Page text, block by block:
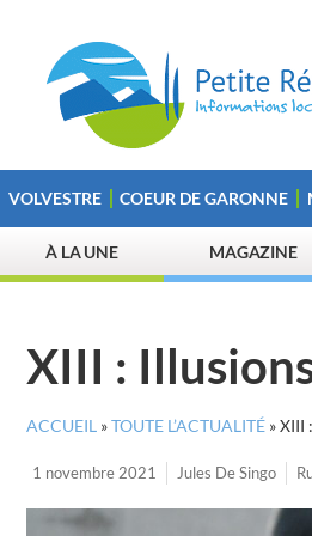
VOLVESTRE COEUR DE GARONNE
À LA UNE MAGAZINE
XIII :
ACCUEIL »TOUTE L’ACTUALITÉ »XIII
1 novembre 2021 Jules De Singo